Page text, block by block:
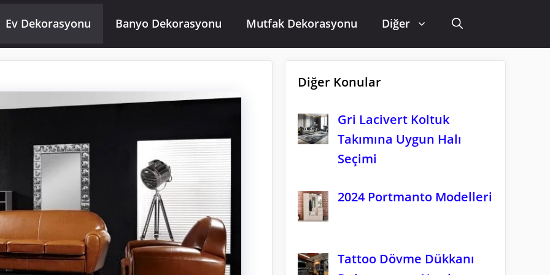
Ev Dekorasyonu Banyo Dekorasyonu Mutfak Dekorasyonu Diğer
Diğer Konular
Gri Lacivert Koltuk
Takımına Uygun Halı
Seçimi
2024 Portmanto Modelleri
Tattoo Dövme Dükkanı